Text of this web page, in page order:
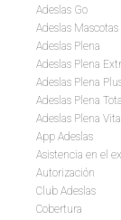
Adeslas Go
Adeslas Mascotas
Adeslas Plena
Adeslas Plena
Adeslas Plena
Adeslas Plena Total
Adeslas Plena Vital
App Adeslas
Asistencia en el
Autorización
Club Adeslas
Cobertura